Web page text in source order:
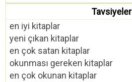
Tavsiyeler
en iyi kitaplar
yeni çıkan kitaplar
en çok satan kitaplar
okunması gereken kitaplar
en çok okunan kitaplar